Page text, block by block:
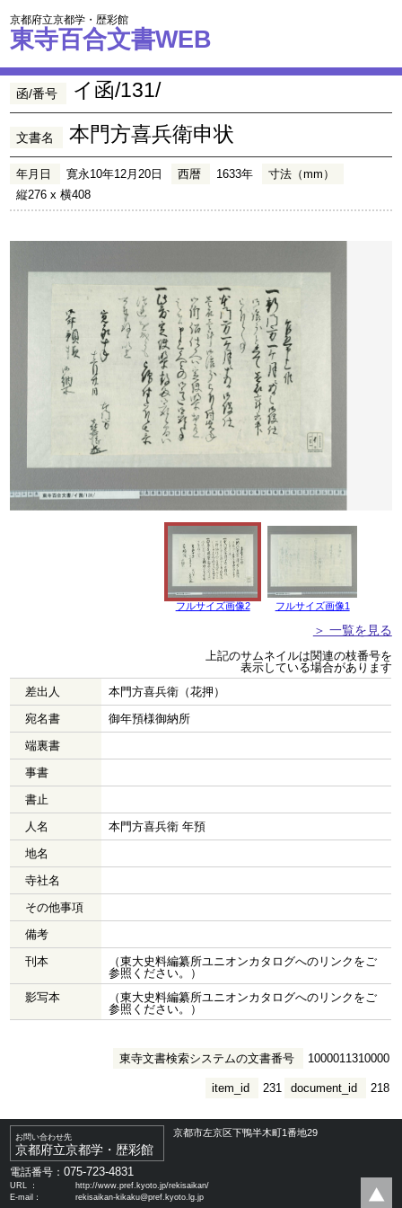
京都府立京都学・歴彩館
東寺百合文書WEB
函/番号 イ函/131/
文書名 本門方喜兵衛申状
年月日 寛永10年12月20日 西暦 1633年
寸法（mm）
縦276 x 横408
フルサイズ画像2 フルサイズ画像1
＞ 一覧を見る
上記のサムネイルは関連の枝番号を
表示している場合があります
差出人
本門方喜兵衛（花押）
宛名書
御年預様御納所
端裏書
事書
書止
人名
本門方喜兵衛 年預
地名
寺社名
その他事項
備考
刊本
（東大史料編纂所ユニオンカタログへのリンクをご
参照ください。）
影写本
（東大史料編纂所ユニオンカタログへのリンクをご
参照ください。）
東寺文書検索システムの文書番号 1000011310000
document_id 218
item_id 231
お問い合わせ先
京都府立京都学・歴彩館
京都市左京区下鴨半木町1番地29
電話番号：075-723-4831
URL ：
http://www.pref.kyoto.jp/rekisaikan/
E-mail：
rekisaikan-kikaku@pref.kyoto.lg.jp